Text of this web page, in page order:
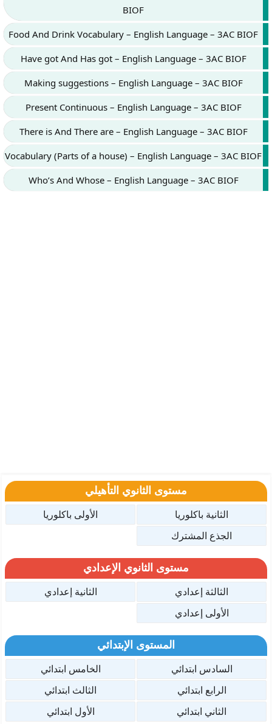
BIOF
Food And Drink Vocabulary – English Language – 3AC BIOF
Have got And Has got – English Language – 3AC BIOF
Making suggestions – English Language – 3AC BIOF
Present Continuous – English Language – 3AC BIOF
There is And There are – English Language – 3AC BIOF
Vocabulary (Parts of a house) – English Language – 3AC BIOF
Who’s And Whose – English Language – 3AC BIOF
مستوى الثانوي التأهيلي
الثانية باكلوريا
الأولى باكلوريا
الجذع المشترك
مستوى الثانوي الإعدادي
الثالثة إعدادي
الثانية إعدادي
الأولى إعدادي
المستوى الإبتدائي
السادس ابتدائي
الخامس ابتدائي
الرابع ابتدائي
الثالث ابتدائي
الثاني ابتدائي
الأول ابتدائي